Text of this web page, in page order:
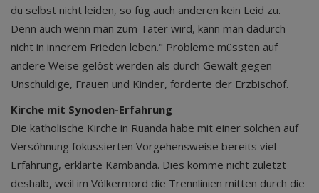
du selbst nicht leiden, so füg auch anderen kein Leid zu.
Denn auch wenn man zum Täter wird, kann man dadurch
nicht in innerem Frieden leben." Probleme müssten auf
andere Weise gelöst werden als durch Gewalt gegen
Unschuldige, Frauen und Kinder, forderte der Erzbischof.
Kirche mit Synoden-Erfahrung
Die katholische Kirche in Ruanda habe mit einer solchen auf
Versöhnung fokussierten Vorgehensweise bereits viel
Erfahrung, erklärte Kambanda. Dies komme nicht zuletzt
deshalb, weil im Völkermord die Trennlinien mitten durch die